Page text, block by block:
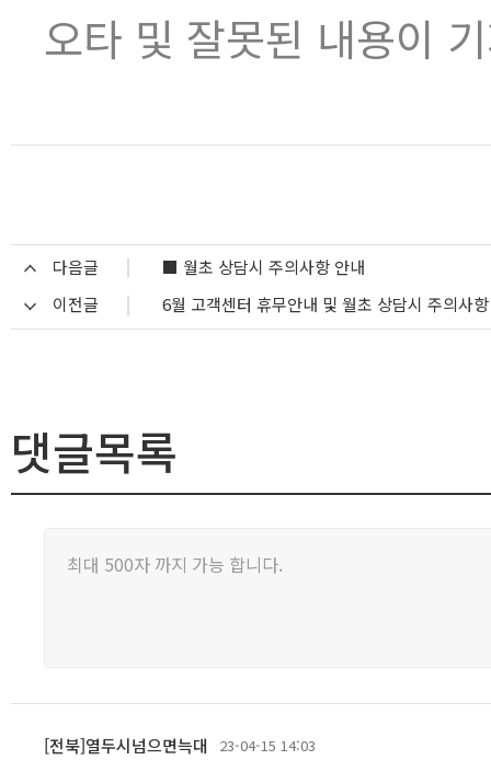
오타 및 잘못된 내용이
다음글
■ 월초 상담시 주의사항 안내
이전글
6월 고객센터 휴무안내 및 월초 상담시 주의사항
댓글목록
[전북]열두시넘으면늑대 23-04-15 14:03